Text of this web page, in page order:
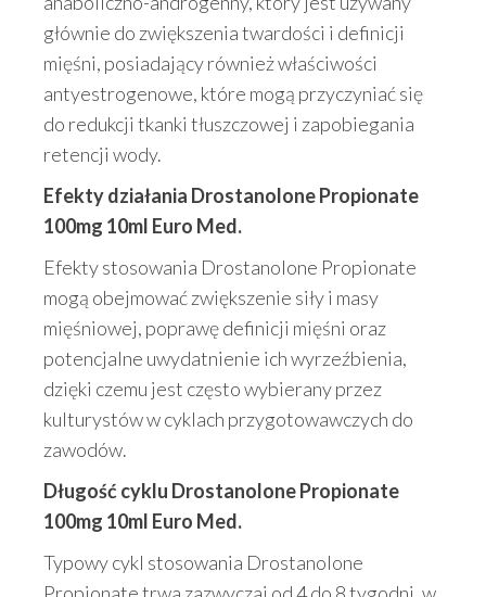
głównie do zwiększenia twardości i definicji
mięśni, posiadający również właściwości
antyestrogenowe, które mogą przyczyniać się
do redukcji tkanki tłuszczowej i zapobiegania
retencji wody.
Efekty działania Drostanolone Propionate
100mg 10ml Euro Med.
Efekty stosowania Drostanolone Propionate
mogą obejmować zwiększenie siły i masy
mięśniowej, poprawę definicji mięśni oraz
potencjalne uwydatnienie ich wyrzeźbienia,
dzięki czemu jest często wybierany przez
kulturystów w cyklach przygotowawczych do
zawodów.
Długość cyklu Drostanolone Propionate
100mg 10ml Euro Med.
Typowy cykl stosowania Drostanolone